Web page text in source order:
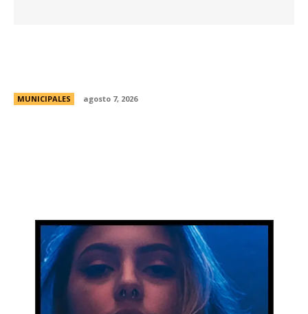
MUNICIPALES agosto 7, 2026